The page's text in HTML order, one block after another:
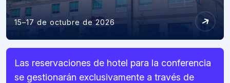
15–17 de octubre de 2026
Las reservaciones de hotel para la conferencia
se gestionarán exclusivamente a través de